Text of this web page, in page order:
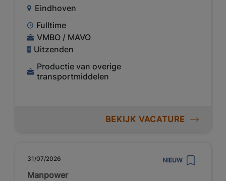
Eindhoven
Fulltime
VMBO / MAVO
Uitzenden
Productie van overige
transportmiddelen
BEKIJK VACATURE
31/07/2026 NIEUW
Manpower